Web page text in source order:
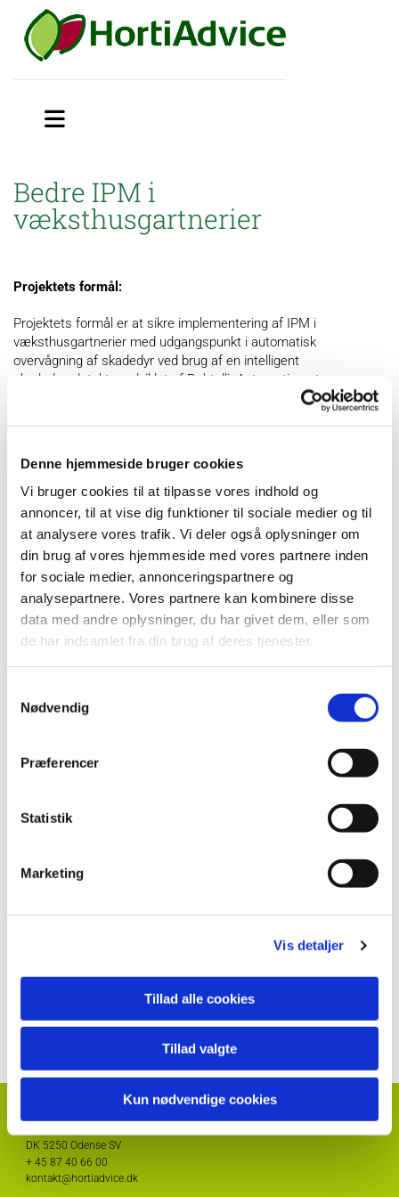
Denne hjemmeside bruger cookies
Vi bruger cookies til at tilpasse vores indhold og
annoncer, til at vise dig funktioner til sociale medier og til
at analysere vores trafik. Vi deler også oplysninger om
din brug af vores hjemmeside med vores partnere inden
for sociale medier, annonceringspartnere og
analysepartnere. Vores partnere kan kombinere disse
data med andre oplysninger, du har givet dem, eller som
de har indsamlet fra din brug af deres tjenester.
Nødvendig
Præferencer
Statistik
Marketing
Vis detaljer
Tillad alle cookies
Tillad valgte
Kun nødvendige cookies
Bedre IPM i
væksthusgartnerier
Projektets formål:
Projektets formål er at sikre implementering af IPM i
væksthusgartnerier med udgangspunkt i automatisk
overvågning af skadedyr ved brug af en intelligent
skadedyrsdetektor udviklet af Robtelli. Automatiseret
overvågning skal sikre rettidig brug af biologisk bekæmpelse og
Projektperiode: 2025
KONTAKT:
Forsknings- og udviklingsdirektør
DK 5250 Odense SV
+ 45 87 40 66 00
kontakt@hortiadvice.dk